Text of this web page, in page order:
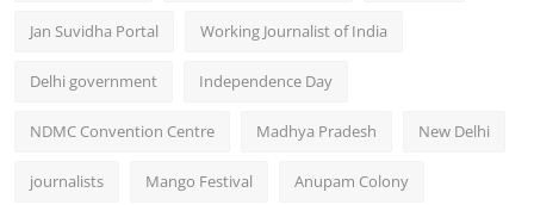
Jan Suvidha Portal Working Journalist of India
Delhi government Independence Day
NDMC Convention Centre Madhya Pradesh New Delhi
journalists Mango Festival Anupam Colony